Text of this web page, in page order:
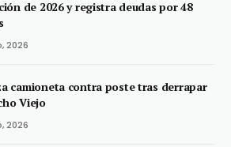
de 2026 y registra deudas por 48
2026
camioneta contra poste tras derrapar
Viejo
2026